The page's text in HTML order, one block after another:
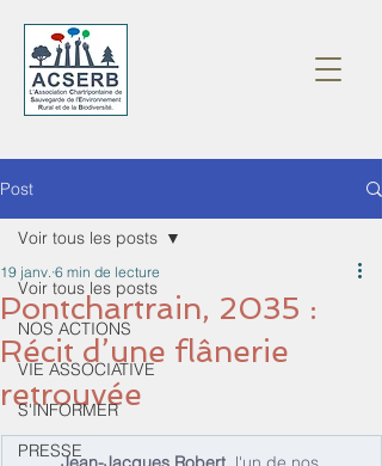
Post
Voir tous les posts
NOS ACTIONS
VIE ASSOCIATIVE
S'INFORMER
PRESSE
Voir tous les posts
Pontchartrain, 2035 :
Récit d’une flânerie
retrouvée
19 janv. 6 min de lecture